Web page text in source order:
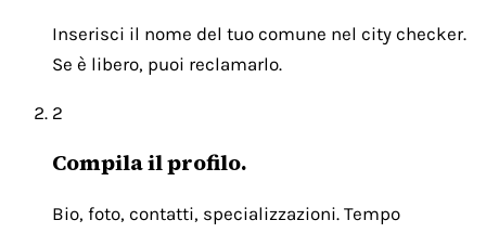
Inserisci il nome del tuo comune nel city checker.
Se è libero, puoi reclamarlo.
2
Compila il profilo.
Bio, foto, contatti, specializzazioni. Tempo